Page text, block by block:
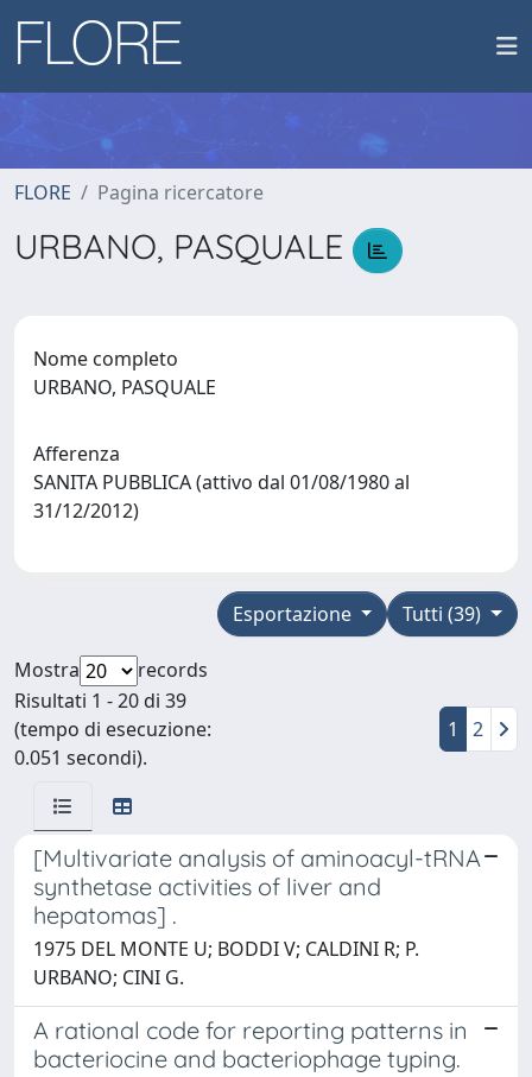
FLORE Pagina ricercatore
URBANO, PASQUALE
Nome completo
URBANO, PASQUALE
Afferenza
SANITA PUBBLICA (attivo dal 01/08/1980 al
31/12/2012)
Tutti (39)
Esportazione
Mostra
records
Risultati 1 - 20 di 39
(tempo di esecuzione:
0.051 secondi).
1 2
[Multivariate analysis of aminoacyl-tRNA
synthetase activities of liver and
hepatomas] .
1975 DEL MONTE U; BODDI V; CALDINI R; P.
URBANO; CINI G.
A rational code for reporting patterns in
bacteriocine and bacteriophage typing.